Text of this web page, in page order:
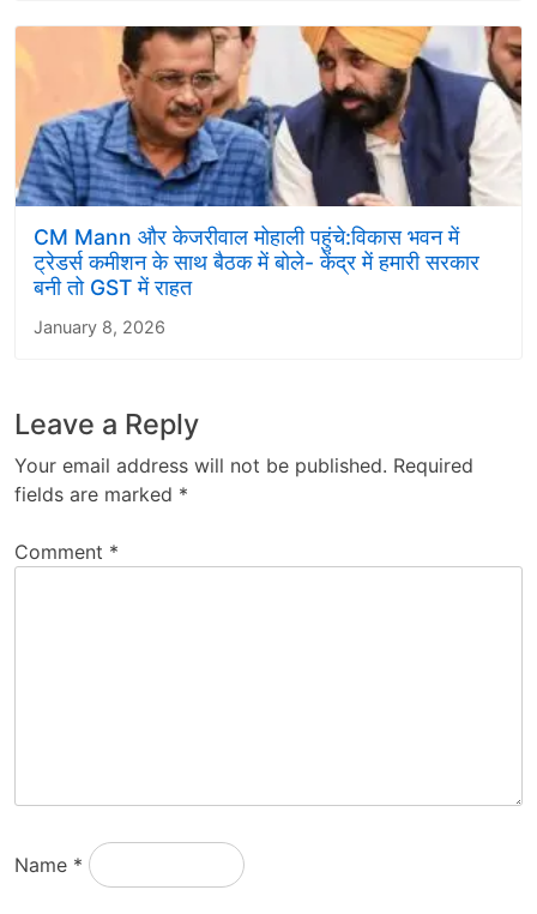
CM Mann और केजरीवाल मोहाली पहुंचे:विकास भवन में
ट्रेडर्स कमीशन के साथ बैठक में बोले- केंद्र में हमारी सरकार
बनी तो GST में राहत
January 8, 2026
Leave a Reply
Your email address will not be published. Required
fields are marked *
Comment *
Name *